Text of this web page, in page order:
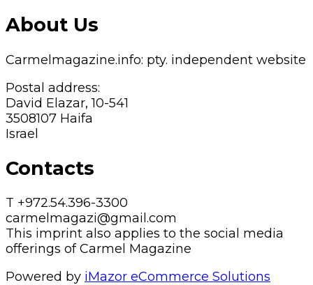
About Us
Carmelmagazine.info: pty. independent website
Postal address:
David Elazar, 10-541
3508107 Haifa
Israel
Contacts
T +972.54.396-3300
carmelmagazi@gmail.com
This imprint also applies to the social media
offerings of Carmel Magazine
Powered by iMazor eCommerce Solutions